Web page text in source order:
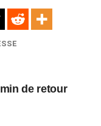
de retour